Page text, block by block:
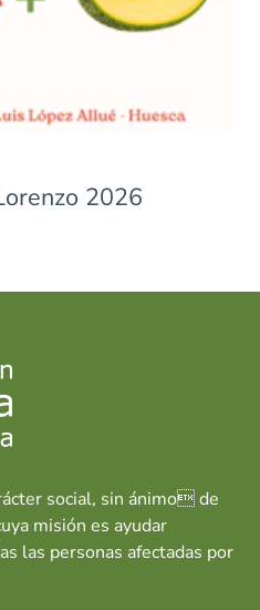
2026
social, sin ánimo de
misión es ayudar
las personas afectadas por